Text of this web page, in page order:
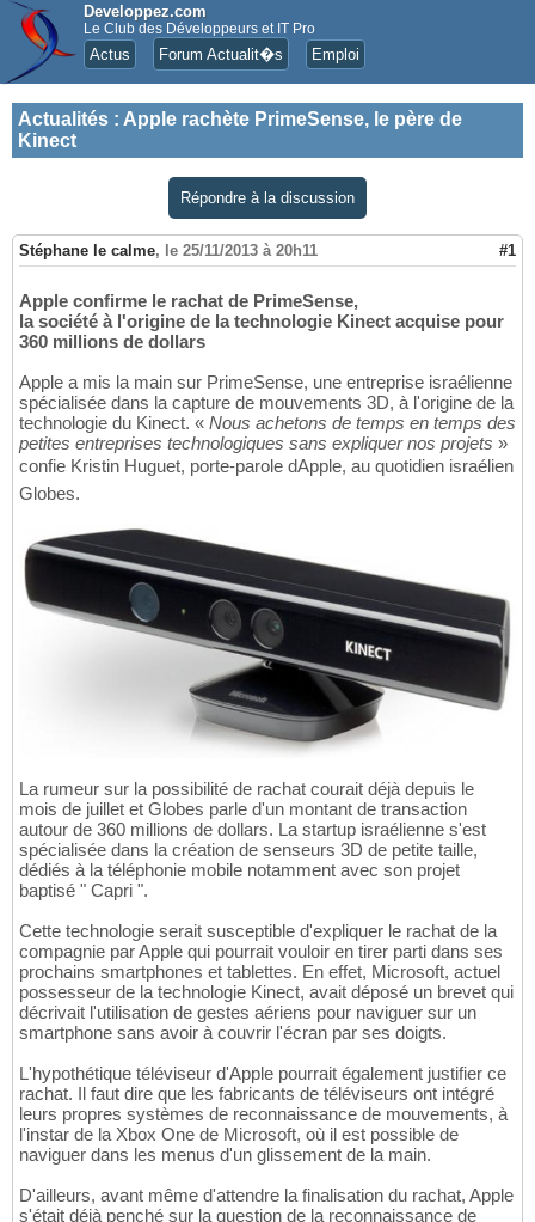
Developpez.com
Le Club des Développeurs et IT Pro
Actus Forum Actualit�s Emploi
Actualités : Apple rachète PrimeSense, le père de
Kinect
Répondre à la discussion
Stéphane le calme, le 25/11/2013 à 20h11 #1
Apple confirme le rachat de PrimeSense,
la société à l'origine de la technologie Kinect acquise pour
360 millions de dollars
Apple a mis la main sur PrimeSense, une entreprise israélienne
spécialisée dans la capture de mouvements 3D, à l'origine de la
technologie du Kinect. « Nous achetons de temps en temps des
petites entreprises technologiques sans expliquer nos projets »
confie Kristin Huguet, porte-parole dApple, au quotidien israélien
Globes.
La rumeur sur la possibilité de rachat courait déjà depuis le
mois de juillet et Globes parle d'un montant de transaction
autour de 360 millions de dollars. La startup israélienne s'est
spécialisée dans la création de senseurs 3D de petite taille,
dédiés à la téléphonie mobile notamment avec son projet
baptisé " Capri ".
Cette technologie serait susceptible d'expliquer le rachat de la
compagnie par Apple qui pourrait vouloir en tirer parti dans ses
prochains smartphones et tablettes. En effet, Microsoft, actuel
possesseur de la technologie Kinect, avait déposé un brevet qui
décrivait l'utilisation de gestes aériens pour naviguer sur un
smartphone sans avoir à couvrir l'écran par ses doigts.
L'hypothétique téléviseur d'Apple pourrait également justifier ce
rachat. Il faut dire que les fabricants de téléviseurs ont intégré
leurs propres systèmes de reconnaissance de mouvements, à
l'instar de la Xbox One de Microsoft, où il est possible de
naviguer dans les menus d'un glissement de la main.
D'ailleurs, avant même d'attendre la finalisation du rachat, Apple
s'était déjà penché sur la question de la reconnaissance de